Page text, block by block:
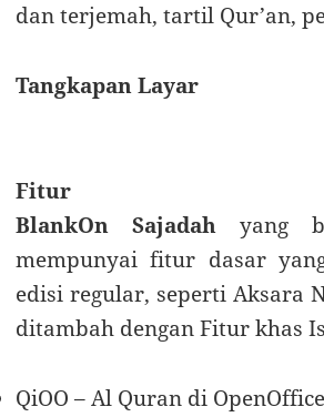
dan terjemah, tartil Qur’an,
Tangkapan Layar
Fitur
BlankOn Sajadah yang
mempunyai fitur dasar
edisi regular, seperti Aksara
ditambah dengan Fitur khas
QiOO – Al Quran di